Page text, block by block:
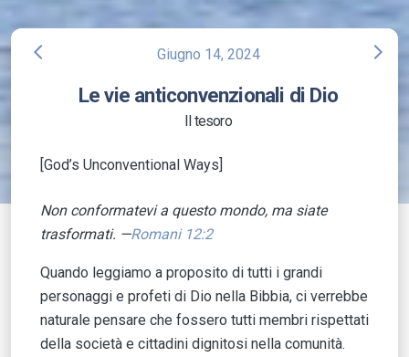
arrow_back_ios Giugno 14, 2024 arrow_forward_ios
Le vie anticonvenzionali di Dio
Il tesoro
[God’s Unconventional Ways]
Non conformatevi a questo mondo, ma siate
trasformati. —Romani 12:2
Quando leggiamo a proposito di tutti i grandi
personaggi e profeti di Dio nella Bibbia, ci verrebbe
naturale pensare che fossero tutti membri rispettati
della società e cittadini dignitosi nella comunità.